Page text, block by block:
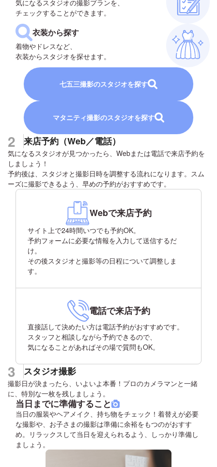
気になるスタジオの撮影プランを、
チェックすることができます。
衣装から探す
着物やドレスなど、
衣装からスタジオを探せます。
七五三撮影のスタジオを探す
マタニティ撮影のスタジオを探す
2 来店予約（Web／電話）
気になるスタジオが見つかったら、Webまたは電話で来店予約を
しましょう！
予約後は、スタジオと撮影日時を調整する流れになります。スム
ーズに撮影できるよう、早めの予約がおすすめです。
Webで来店予約
サイト上で24時間いつでも予約OK。
予約フォームに必要な情報を入力して送信するだ
け。
その後スタジオと撮影等の日程について調整しま
す。
電話で来店予約
直接話して決めたい方は電話予約がおすすめです。
スタッフと相談しながら予約できるので、
気になることがあればその場で質問もOK。
3 スタジオ撮影
撮影日が決まったら、いよいよ本番！プロのカメラマンと一緒
に、特別な一枚を残しましょう。
当日までに準備すること
当日の服装やヘアメイク、持ち物をチェック！着替えが必要
な撮影や、お子さまの撮影は準備に余裕をもつのがおすす
め。リラックスして当日を迎えられるよう、しっかり準備し
ましょう。